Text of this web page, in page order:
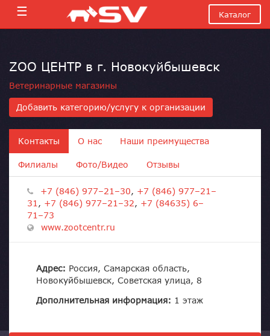
☰ Каталог
ZOO ЦЕНТР в г. Новокуйбышевск
Ветеринарные магазины
Добавить категорию/услугу к организации
Контакты О нас Наши преимущества
Филиалы Фото/Видео Отзывы
+7 (846) 977–21–30, +7 (846) 977–21–
31, +7 (846) 977–21–32, +7 (84635) 6–
71–73
www.zootcentr.ru
Адрес: Россия, Самарская область,
Новокуйбышевск, Советская улица, 8
Дополнительная информация: 1 этаж